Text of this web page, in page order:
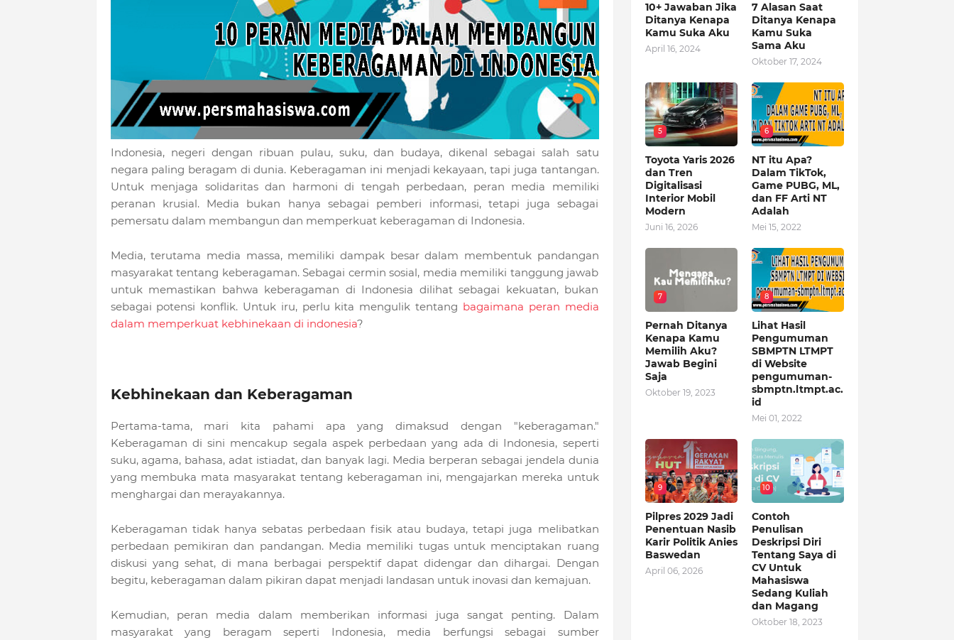
Indonesia, negeri dengan ribuan pulau, suku, dan budaya, dikenal sebagai salah satu
negara paling beragam di dunia. Keberagaman ini menjadi kekayaan, tapi juga tantangan.
Untuk menjaga solidaritas dan harmoni di tengah perbedaan, peran media memiliki
peranan krusial. Media bukan hanya sebagai pemberi informasi, tetapi juga sebagai
pemersatu dalam membangun dan memperkuat keberagaman di Indonesia.
Media, terutama media massa, memiliki dampak besar dalam membentuk pandangan
masyarakat tentang keberagaman. Sebagai cermin sosial, media memiliki tanggung jawab
untuk memastikan bahwa keberagaman di Indonesia dilihat sebagai kekuatan, bukan
sebagai potensi konflik. Untuk iru, perlu kita mengulik tentang bagaimana peran media
dalam memperkuat kebhinekaan di indonesia?
Kebhinekaan dan Keberagaman
Pertama-tama, mari kita pahami apa yang dimaksud dengan "keberagaman."
Keberagaman di sini mencakup segala aspek perbedaan yang ada di Indonesia, seperti
suku, agama, bahasa, adat istiadat, dan banyak lagi. Media berperan sebagai jendela dunia
yang membuka mata masyarakat tentang keberagaman ini, mengajarkan mereka untuk
menghargai dan merayakannya.
Keberagaman tidak hanya sebatas perbedaan fisik atau budaya, tetapi juga melibatkan
perbedaan pemikiran dan pandangan. Media memiliki tugas untuk menciptakan ruang
diskusi yang sehat, di mana berbagai perspektif dapat didengar dan dihargai. Dengan
begitu, keberagaman dalam pikiran dapat menjadi landasan untuk inovasi dan kemajuan.
Kemudian, peran media dalam memberikan informasi juga sangat penting. Dalam
masyarakat yang beragam seperti Indonesia, media berfungsi sebagai sumber
10+ Jawaban Jika
Ditanya Kenapa
Kamu Suka Aku
April 16, 2024
7 Alasan Saat
Ditanya Kenapa
Kamu Suka
Sama Aku
Oktober 17, 2024
5
Toyota Yaris 2026
dan Tren
Digitalisasi
Interior Mobil
Modern
Juni 16, 2026
6
NT itu Apa?
Dalam TikTok,
Game PUBG, ML,
dan FF Arti NT
Adalah
Mei 15, 2022
7
Pernah Ditanya
Kenapa Kamu
Memilih Aku?
Jawab Begini
Saja
Oktober 19, 2023
8
Lihat Hasil
Pengumuman
SBMPTN LTMPT
di Website
pengumuman-
sbmptn.ltmpt.ac.
id
Mei 01, 2022
9
Pilpres 2029 Jadi
Penentuan Nasib
Karir Politik Anies
Baswedan
April 06, 2026
10
Contoh
Penulisan
Deskripsi Diri
Tentang Saya di
CV Untuk
Mahasiswa
Sedang Kuliah
dan Magang
Oktober 18, 2023